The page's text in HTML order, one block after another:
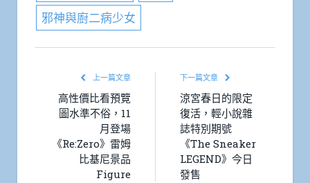
邪神與廚二病少女
上一篇文章
高性價比看預覽
圖水準不俗，11
月登場
《Re:Zero》雷姆
比基尼景品
Figure
下一篇文章
涼宮春日的限定
復活，輕小說雜
誌特別期號
《The Sneaker
LEGEND》今日
發售